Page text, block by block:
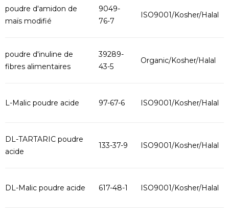
poudre d'amidon de
maïs modifié
9049-
76-7
ISO9001/Kosher/Halal
poudre d'inuline de
fibres alimentaires
39289-
43-5
Organic/Kosher/Halal
L-Malic poudre acide 97-67-6 ISO9001/Kosher/Halal
DL-TARTARIC poudre
acide
133-37-9 ISO9001/Kosher/Halal
DL-Malic poudre acide 617-48-1 ISO9001/Kosher/Halal